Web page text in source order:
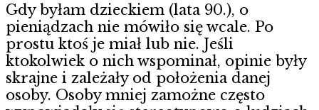
Gdy byłam dzieckiem (lata 90.), o
pieniądzach nie mówiło się wcale. Po
prostu ktoś je miał lub nie. Jeśli
ktokolwiek o nich wspominał, opinie były
skrajne i zależały od położenia danej
osoby. Osoby mniej zamożne często